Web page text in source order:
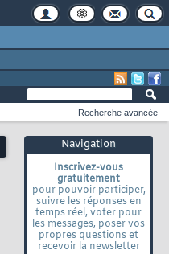
Navigation
Inscrivez-vous
gratuitement
pour pouvoir participer,
suivre les réponses en
temps réel, voter pour
les messages, poser vos
propres questions et
recevoir la newsletter
Recherche avancée